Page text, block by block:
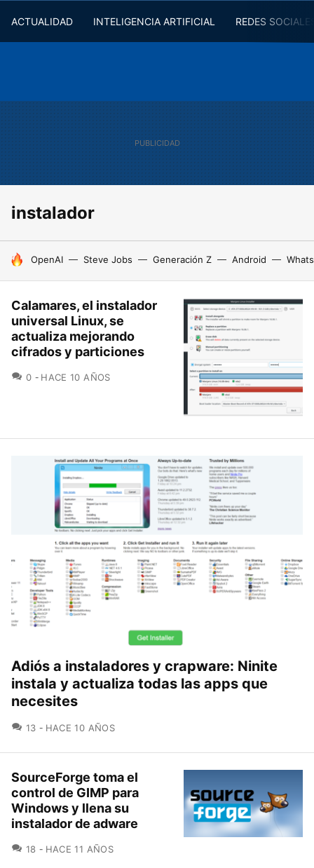
ACTUALIDAD INTELIGENCIA ARTIFICIAL REDES
instalador
HOY SE HABLA DE
OpenAI Steve Jobs Generación Z Android
Calamares, el instalador
universal Linux, se
actualiza mejorando
cifrados y particiones
0 COMENTARIOS
HACE 10 AÑOS
Adiós a instaladores y crapware: Ninite
instala y actualiza todas las apps que
necesites
13 COMENTARIOS
HACE 10 AÑOS
SourceForge toma el
control de GIMP para
Windows y llena su
instalador de adware
18 COMENTARIOS
HACE 11 AÑOS